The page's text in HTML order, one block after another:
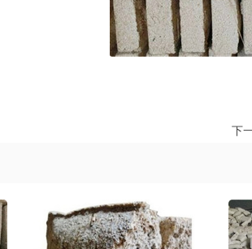
下